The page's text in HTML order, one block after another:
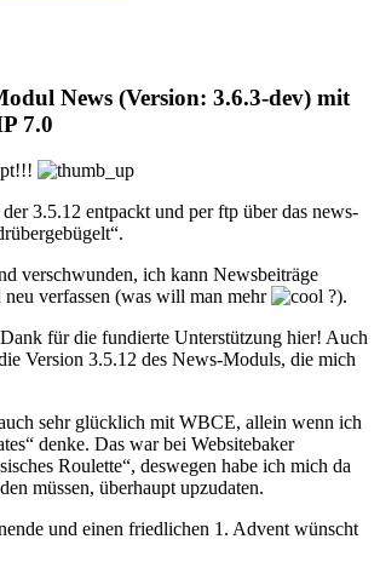
News (Version: 3.6.3-dev) mit
7.0
3.5.12 entpackt und per ftp über das news-
verschwunden, ich kann Newsbeiträge
neu verfassen (was will man mehr
?).
für die fundierte Unterstützung hier! Auch
Version 3.5.12 des News-Moduls, die mich
sehr glücklich mit WBCE, allein wenn ich
denke. Das war bei Websitebaker
Roulette“, deswegen habe ich mich da
müssen, überhaupt upzudaten.
und einen friedlichen 1. Advent wünscht